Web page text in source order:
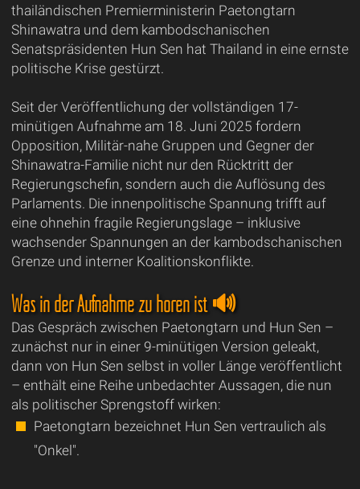
thailändischen Premierministerin Paetongtarn
Shinawatra und dem kambodschanischen
Senatspräsidenten Hun Sen hat Thailand in eine ernste
politische Krise gestürzt.
Seit der Veröffentlichung der vollständigen 17-
minütigen Aufnahme am 18. Juni 2025 fordern
Opposition, Militär-nahe Gruppen und Gegner der
Shinawatra-Familie nicht nur den Rücktritt der
Regierungschefin, sondern auch die Auflösung des
Parlaments. Die innenpolitische Spannung trifft auf
eine ohnehin fragile Regierungslage – inklusive
wachsender Spannungen an der kambodschanischen
Grenze und interner Koalitionskonflikte.
Was in der Aufnahme zu hören ist 🔊
Das Gespräch zwischen Paetongtarn und Hun Sen –
zunächst nur in einer 9-minütigen Version geleakt,
dann von Hun Sen selbst in voller Länge veröffentlicht
– enthält eine Reihe unbedachter Aussagen, die nun
als politischer Sprengstoff wirken:
Paetongtarn bezeichnet Hun Sen vertraulich als
"Onkel".